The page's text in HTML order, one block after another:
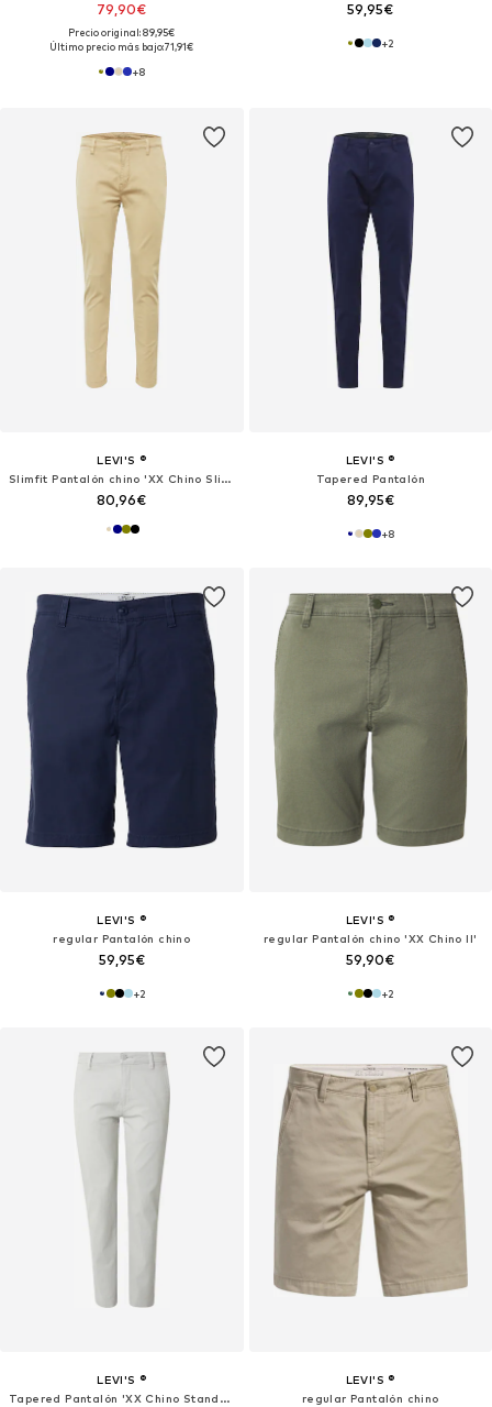
79,90€
Precio original: 89,95€
Último precio más bajo:71,91€
+8
59,95€
+2
LEVI'S ®
Slimfit Pantalón chino 'XX Chino Slim II'
80,96€
LEVI'S ®
Tapered Pantalón
89,95€
+8
LEVI'S ®
regular Pantalón chino
59,95€
+2
LEVI'S ®
regular Pantalón chino 'XX Chino II'
59,90€
+2
LEVI'S ®
Tapered Pantalón 'XX Chino Standard'
LEVI'S ®
regular Pantalón chino